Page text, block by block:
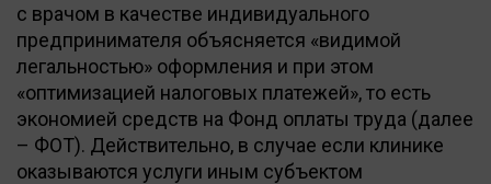
с врачом в качестве индивидуального
предпринимателя объясняется «видимой
легальностью» оформления и при этом
«оптимизацией налоговых платежей», то есть
экономией средств на Фонд оплаты труда (далее
– ФОТ). Действительно, в случае если клинике
оказываются услуги иным субъектом